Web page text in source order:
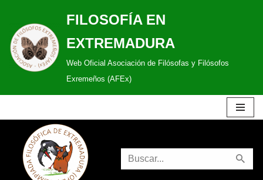
Saltar
al
contenido
FILOSOFÍA EN
EXTREMADURA
Web Oficial Asociación de Filósofas y Filósofos
Exremeños (AFEx)